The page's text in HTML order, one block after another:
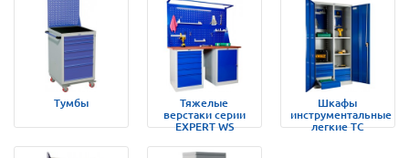
Тумбы
Тяжелые
верстаки серии
EXPERT WS
Шкафы
инструментальные
легкие ТС